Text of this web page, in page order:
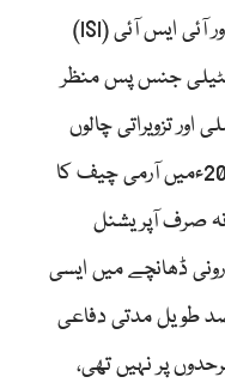
جنہوں نے ملٹری انٹیلی جنس (MI) اور آئی ایس آئی (ISI)
جنس پس منظر
چالوں
میں حریف پر سبقت دلائی۔ نومبر 2022ءمیں آرمی چیف کا
صرف آپریشنل
ڈھانچے میں ایسی
طویل مدتی دفاعی
پر نہیں تھی،